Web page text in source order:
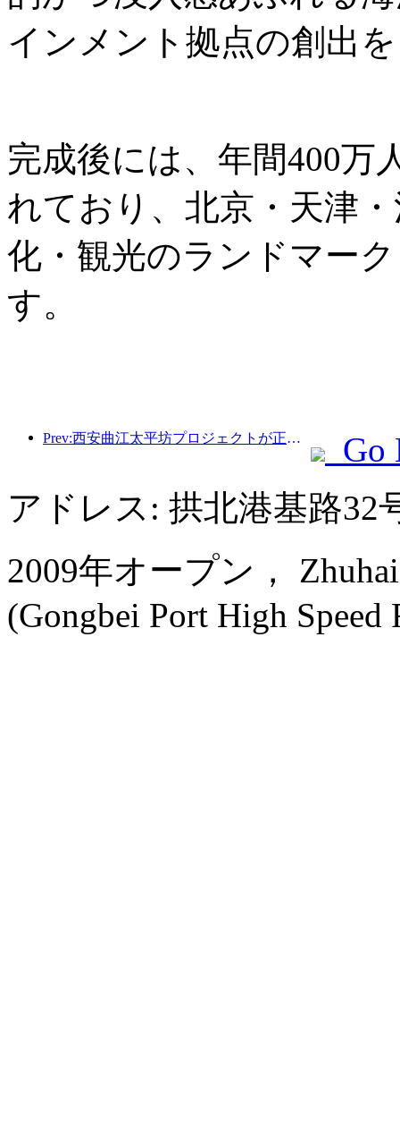
インメント拠点の創出
完成後には、年間400万
れており、北京・天津
化・観光のランドマー
す。
Prev:西安曲江太平坊プロジェクトが正式に着工し、総建築面積は13万7000平方メートルとなる。
Go
アドレス: 拱北港基路32
2009年オープン，
(Gongbei Port High Speed